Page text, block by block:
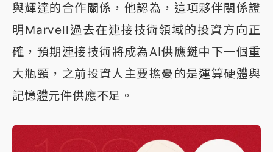
與輝達的合作關係，他認為，這項夥伴關係證
明Marvell過去在連接技術領域的投資方向正
確，預期連接技術將成為AI供應鏈中下一個重
大瓶頸，之前投資人主要擔憂的是運算硬體與
記憶體元件供應不足。